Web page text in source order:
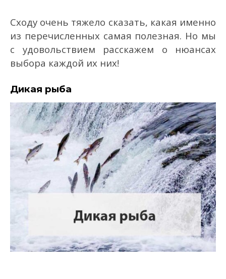
Сходу очень тяжело сказать, какая именно
из перечисленных самая полезная. Но мы
с удовольствием расскажем о нюансах
выбора каждой их них!
Дикая рыба